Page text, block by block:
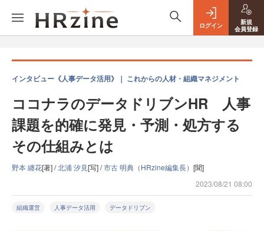
ログイン
新規
会員登録
インタビュー《人事データ活用》｜ これからの人材・組織マネジメント
ココナラのデータドリブンHR 人事
課題を的確に発見・予測・処方する
その仕組みとは
野本 纏花[著] /北浦 汐見[写] /市古 明典（HRzine編集長） [聞]
2023/08/21 08:00
組織運営 人事データ活用 データドリブン